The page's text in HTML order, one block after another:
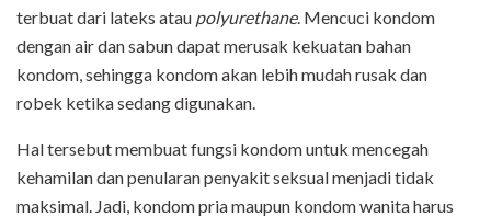
terbuat dari lateks atau polyurethane. Mencuci kondom
dengan air dan sabun dapat merusak kekuatan bahan
kondom, sehingga kondom akan lebih mudah rusak dan
robek ketika sedang digunakan.
Hal tersebut membuat fungsi kondom untuk mencegah
kehamilan dan penularan penyakit seksual menjadi tidak
maksimal. Jadi, kondom pria maupun kondom wanita harus